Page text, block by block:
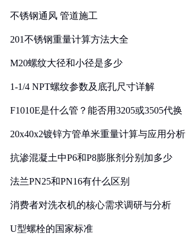
不锈钢通风 管道施工
201不锈钢重量计算方法大全
M20螺纹大径和小径是多少
1-1/4 NPT螺纹参数及底孔尺寸详解
F1010E是什么管？能否用3205或3505代换
20x40x2镀锌方管单米重量计算与应用分析
抗渗混凝土中P6和P8膨胀剂分别加多少
法兰PN25和PN16有什么区别
消费者对洗衣机的核心需求调研与分析
U型螺栓的国家标准